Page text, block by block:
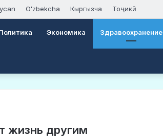
Oʻzbekcha Кыргызча Тоҷикӣ
Экономика Здравоохранение
жизнь другим